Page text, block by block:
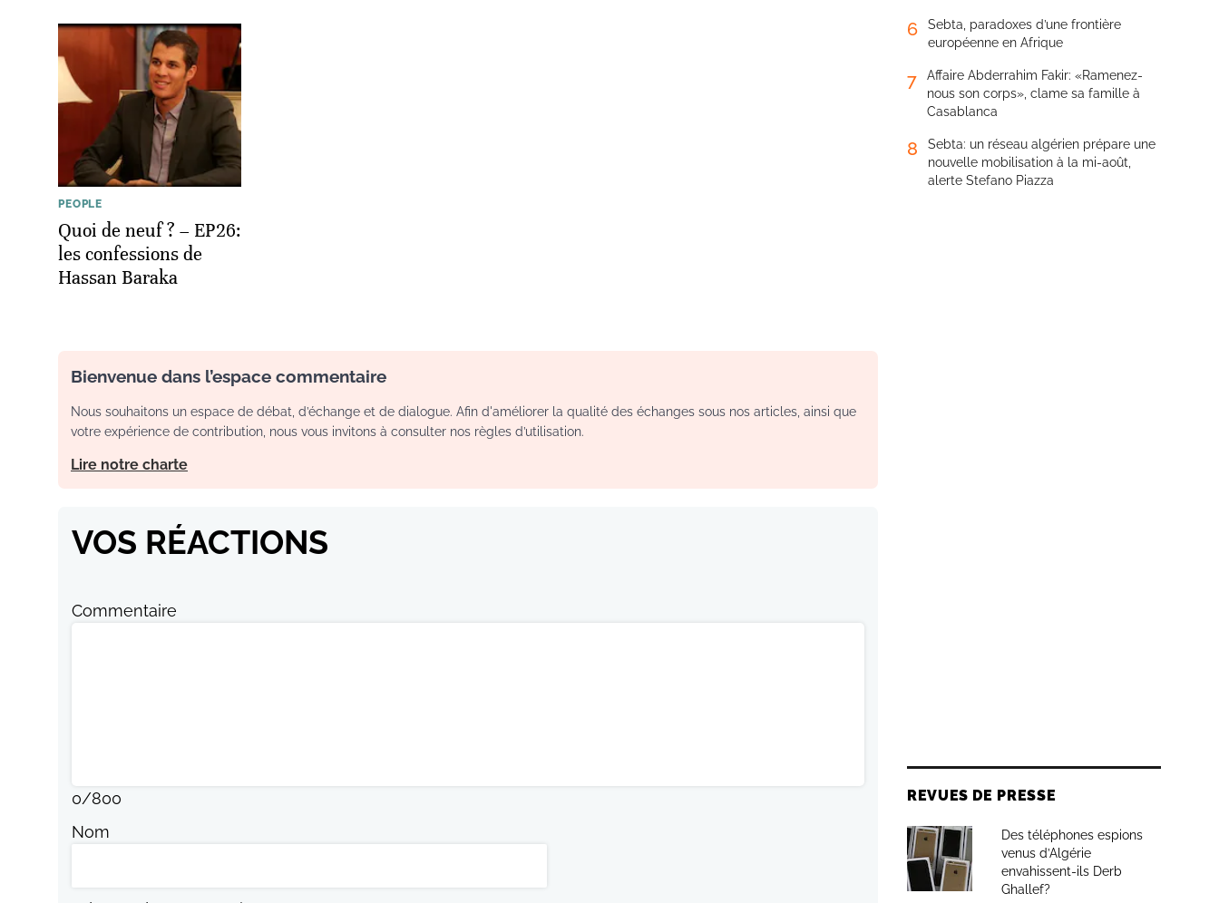
PEOPLE
Quoi de neuf ? – EP26:
les confessions de
Hassan Baraka
Bienvenue dans l’espace commentaire
Nous souhaitons un espace de débat, d’échange et de dialogue. Afin d'améliorer la qualité des échanges sous nos articles, ainsi que
votre expérience de contribution, nous vous invitons à consulter nos règles d’utilisation.
Lire notre charte
VOS RÉACTIONS
Commentaire
0/800
Nom
6
Sebta, paradoxes d’une frontière
européenne en Afrique
7
Affaire Abderrahim Fakir: «Ramenez-
nous son corps», clame sa famille à
Casablanca
8
Sebta: un réseau algérien prépare une
nouvelle mobilisation à la mi-août,
alerte Stefano Piazza
REVUES DE PRESSE
Des téléphones espions
venus d’Algérie
envahissent-ils Derb
Ghallef?